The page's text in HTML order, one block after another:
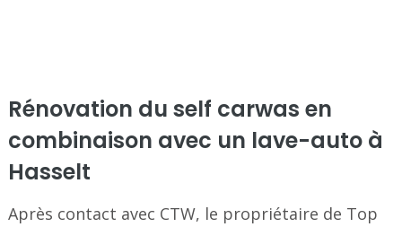
Rénovation du self carwas en
combinaison avec un lave-auto à
Hasselt
Après contact avec CTW, le propriétaire de Top